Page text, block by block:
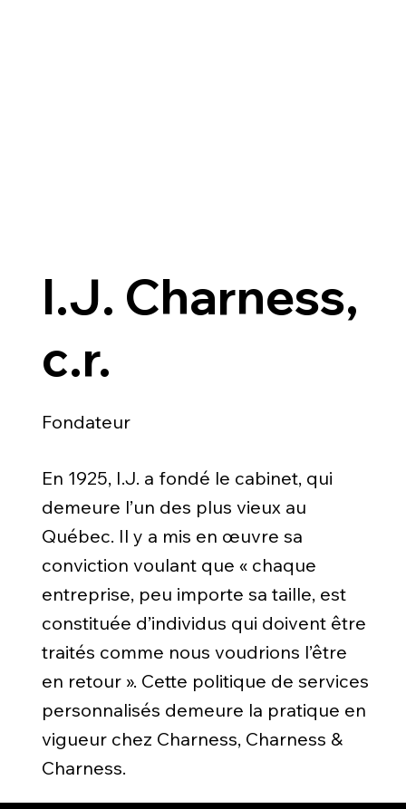
I.J. Charness,
c.r.
Fondateur
En 1925, I.J. a fondé le cabinet, qui
demeure l’un des plus vieux au
Québec. Il y a mis en œuvre sa
conviction voulant que « chaque
entreprise, peu importe sa taille, est
constituée d’individus qui doivent être
traités comme nous voudrions l’être
en retour ». Cette politique de services
personnalisés demeure la pratique en
vigueur chez Charness, Charness &
Charness.